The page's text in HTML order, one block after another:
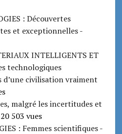
: Découvertes
et exceptionnelles-
INTELLIGENTS ET
technologiques
civilisation vraiment
malgré les incertitudes et
503 vues
: Femmes scientifiques-